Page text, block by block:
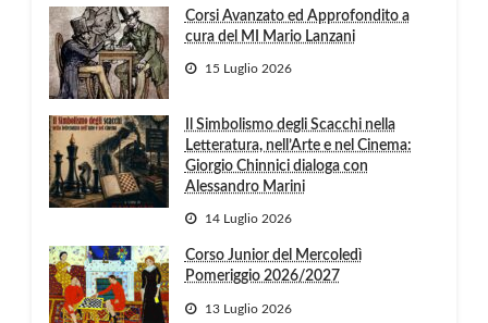
Corsi Avanzato ed Approfondito a
cura del MI Mario Lanzani
15 Luglio 2026
Il Simbolismo degli Scacchi nella
Letteratura, nell’Arte e nel Cinema:
Giorgio Chinnici dialoga con
Alessandro Marini
14 Luglio 2026
Corso Junior del Mercoledì
Pomeriggio 2026/2027
13 Luglio 2026